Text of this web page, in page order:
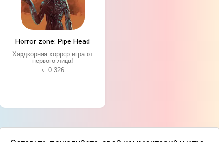
Horror zone: Pipe Head
Хардкорная хоррор игра от
первого лица!
v. 0.326